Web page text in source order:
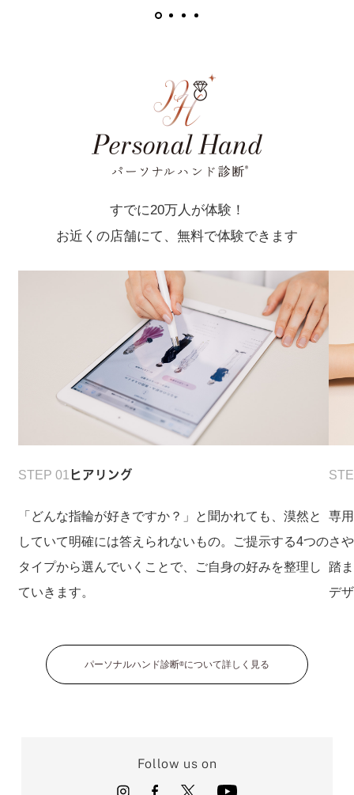
すでに20万人が体験！
お近くの店舗にて、無料で体験できます
STEP 01 ヒアリング
「どんな指輪が好きですか？」と聞かれても、漠然と
していて明確には答えられないもの。ご提示する4つの
タイプから選んでいくことで、ご自身の好みを整理し
ていきます。
専
さ
踏
デ
パーソナルハンド診断®について詳しく見る
Follow us on